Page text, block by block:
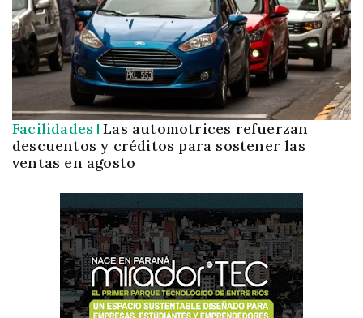
Facilidades Las automotrices refuerzan
descuentos y créditos para sostener las
ventas en agosto